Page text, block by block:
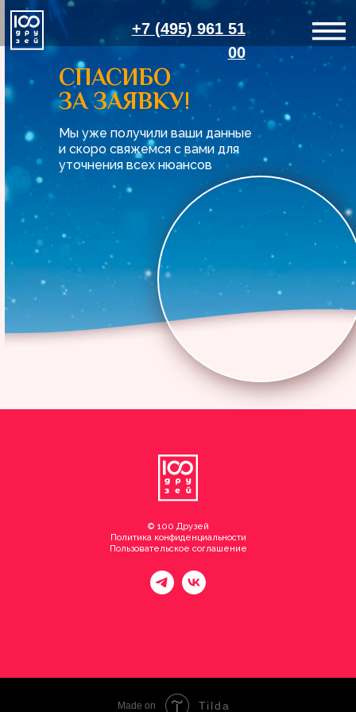
+7 (495) 961 51
00
СПАСИБО
ЗА ЗАЯВКУ!
Мы уже получили ваши данные
и скоро свяжемся с вами для
уточнения всех нюансов
© 100 Друзей
Политика конфиденциальности
Пользовательское соглашение
Made on Tilda